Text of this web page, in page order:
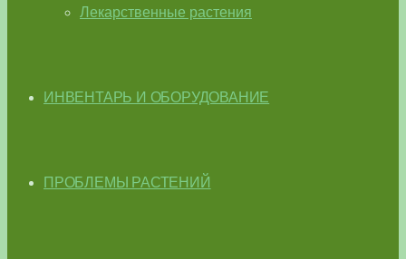
Лекарственные растения
ИНВЕНТАРЬ И ОБОРУДОВАНИЕ
ПРОБЛЕМЫ РАСТЕНИЙ